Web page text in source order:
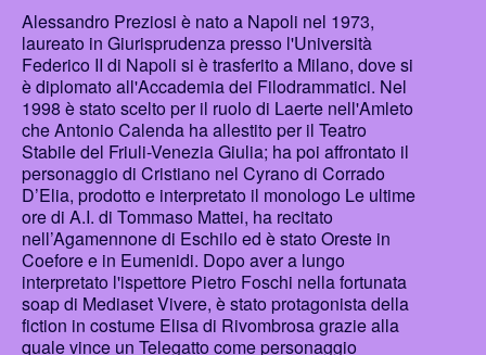
Alessandro Preziosi è nato a Napoli nel 1973,
laureato in Giurisprudenza presso l'Università
Federico II di Napoli si è trasferito a Milano, dove si
è diplomato all'Accademia dei Filodrammatici. Nel
1998 è stato scelto per il ruolo di Laerte nell'Amleto
che Antonio Calenda ha allestito per il Teatro
Stabile del Friuli-Venezia Giulia; ha poi affrontato il
personaggio di Cristiano nel Cyrano di Corrado
D’Elia, prodotto e interpretato il monologo Le ultime
ore di A.I. di Tommaso Mattei, ha recitato
nell’Agamennone di Eschilo ed è stato Oreste in
Coefore e in Eumenidi. Dopo aver a lungo
interpretato l'ispettore Pietro Foschi nella fortunata
soap di Mediaset Vivere, è stato protagonista della
fiction in costume Elisa di Rivombrosa grazie alla
quale vince un Telegatto come personaggio